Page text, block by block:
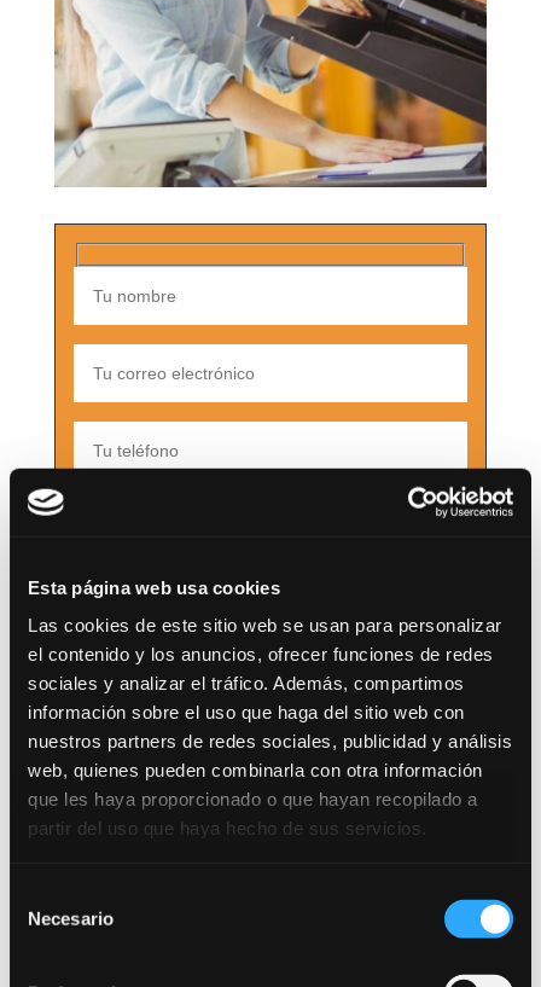
Esta página web usa cookies
Las cookies de este sitio web se usan para personalizar
el contenido y los anuncios, ofrecer funciones de redes
sociales y analizar el tráfico. Además, compartimos
información sobre el uso que haga del sitio web con
nuestros partners de redes sociales, publicidad y análisis
web, quienes pueden combinarla con otra información
que les haya proporcionado o que hayan recopilado a
partir del uso que haya hecho de sus servicios.
Necesario
Oposiciones
Diputación Huesca
Administrativo